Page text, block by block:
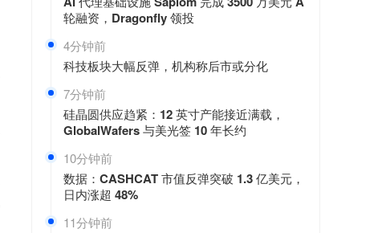
轮融资，Dragonfly 领投
4分钟前
科技板块大幅反弹，机构称后市或分化
7分钟前
硅晶圆供应趋紧：12 英寸产能接近满载，
GlobalWafers 与美光签 10 年长约
10分钟前
数据：CASHCAT 市值反弹突破 1.3 亿美元，
日内涨超 48%
11分钟前